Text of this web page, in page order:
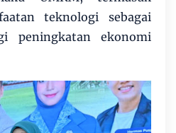
teknologi sebagai
peningkatan ekonomi